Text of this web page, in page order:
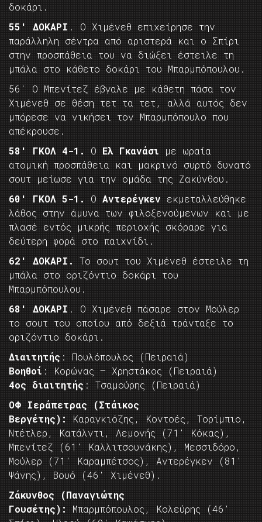
δοκάρι.
55′ ΔΟΚΑΡΙ . Ο Χιμένεθ επιχείρησε την
παράλληλη σέντρα από αριστερά και ο Σπίρι
στην προσπάθεια του να διώξει έστειλε τη
μπάλα στο κάθετο δοκάρι του Μπαρμπόπουλου.
56′ Ο Μπενίτεζ έβγαλε με κάθετη πάσα τον
Χιμένεθ σε θέση τετ τα τετ, αλλά αυτός δεν
μπόρεσε να νικήσει τον Μπαρμπόπουλο που
απέκρουσε.
58′ ΓΚΟΛ 4-1.
Ο Ελ Γκανάσι με ωραία
ατομική προσπάθεια και μακρινό συρτό δυνατό
σουτ μείωσε για την ομάδα της Ζακύνθου.
60′ ΓΚΟΛ 5-1.
Ο Αντερέγκεν εκμεταλλεύθηκε
λάθος στην άμυνα των φιλοξενούμενων και με
πλασέ εντός μικρής περιοχής σκόραρε για
δεύτερη φορά στο παιχνίδι.
62′ ΔΟΚΑΡΙ.
Το σουτ του Χιμένεθ έστειλε τη
μπάλα στο οριζόντιο δοκάρι του
Μπαρμπόπουλου.
68′ ΔΟΚΑΡΙ . Ο Χιμένεθ πάσαρε στον Μούλερ
το σουτ του οποίου από δεξιά τράνταξε το
οριζόντιο δοκάρι.
Διαιτητής : Πουλόπουλος (Πειραιά)
Βοηθοί : Κορώνας – Χρηστάκος (Πειραιά)
4ος διαιτητής : Τσαμούρης (Πειραιά)
ΟΦ Ιεράπετρας (Στάικος
Βεργέτης):
Καραγκιόζης, Κοντοές, Τορίμπιο,
Ντέτλερ, Κατάλντι, Λεμονής (71′ Κόκας),
Μπενίτεζ (61′ Καλλιτσουνάκης), Μεσσιδόρο,
Μούλερ (71′ Καραμπέτσος), Αντερέγκεν (81′
Ψάνης), Βουό (46′ Χιμένεθ).
Ζάκυνθος (Παναγιώτης
Γουσέτης):
Μπαρμπόπουλος, Κολεύρης (46′